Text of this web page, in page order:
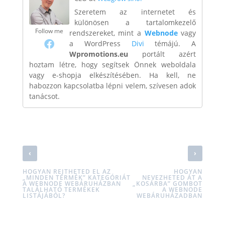
Follow me
Szeretem az internetet és
különösen a tartalomkezelő
rendszereket, mint a Webnode vagy
a WordPress Divitémájú. A
Wpromotions.eu portált azért
hoztam létre, hogy segítsek Önnek weboldala
vagy e-shopja elkészítésében. Ha kell, ne
habozzon kapcsolatba lépni velem, szívesen adok
tanácsot.
‹
HOGYAN REJTHETED EL AZ
„MINDEN TERMÉK” KATEGÓRIÁT
A WEBNODE WEBÁRUHÁZBAN
TALÁLHATÓ TERMÉKEK
LISTÁJÁBÓL?
›
HOGYAN
NEVEZHETED ÁT A
„KOSÁRBA” GOMBOT
A WEBNODE
WEBÁRUHÁZADBAN